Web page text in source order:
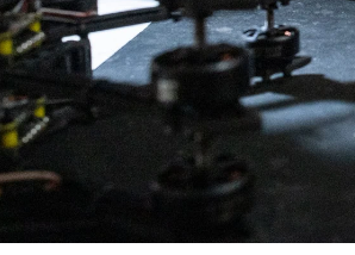
підрозділу важких
Дніпропетровська область, 17